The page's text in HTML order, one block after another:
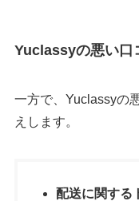
Yuclassyの悪い口
一方で、Yuclassyの
えします。
配送に関する